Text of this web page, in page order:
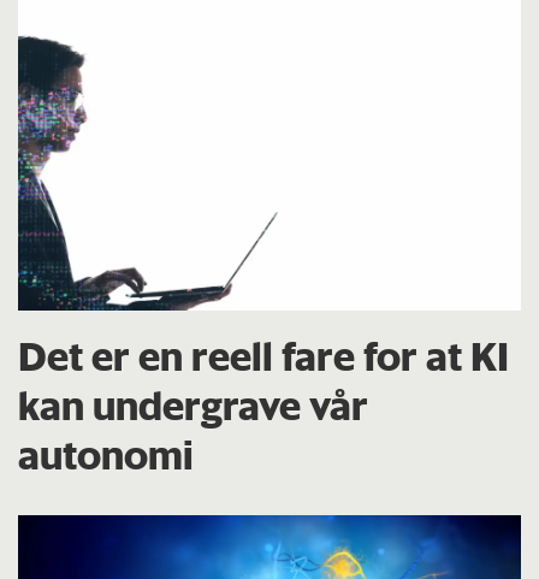
Det er en reell fare for at KI
kan undergrave vår
autonomi